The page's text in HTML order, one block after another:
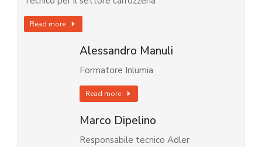
Read more
Alessandro Manuli
Formatore Inlumia
Read more
Marco Dipelino
Responsabile tecnico Adler